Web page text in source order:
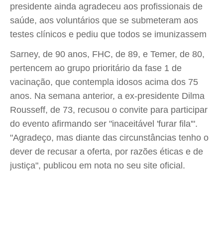
presidente ainda agradeceu aos profissionais de
saúde, aos voluntários que se submeteram aos
testes clínicos e pediu que todos se imunizassem
Sarney, de 90 anos, FHC, de 89, e Temer, de 80,
pertencem ao grupo prioritário da fase 1 de
vacinação, que contempla idosos acima dos 75
anos. Na semana anterior, a ex-presidente Dilma
Rousseff, de 73, recusou o convite para participar
do evento afirmando ser "inaceitável 'furar fila'".
"Agradeço, mas diante das circunstâncias tenho o
dever de recusar a oferta, por razões éticas e de
justiça", publicou em nota no seu site oficial.